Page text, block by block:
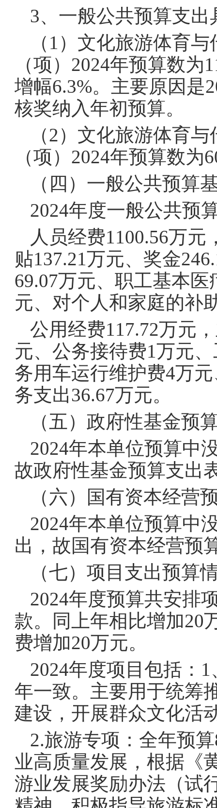
3、一般公共预算支
（1）文化旅游体育
（项）2024年预算数
增幅6.3%。主要原因是
核奖纳入年初预算。
（2）文化旅游体育
（项）2024年预算数
（四）一般公共预算
2024年度一般公共预
人员经费1100.56万
贴137.21万元、奖金
69.07万元、职工基本
元、对个人和家庭的补
公用经费117.72万元
元、公务接待费1万元
务用车运行维护费4万
务支出36.67万元。
（五）政府性基金预
2024年本单位预算中
故政府性基金预算支出
（六）国有资本经营
2024年本单位预算中
出，故国有资本经营预
（七）项目支出预算
2024年度预算共安排
款。同上年相比增加20
费增加20万元。
2024年度项目包括：
年一致。主要用于统筹
建设，开展群众文化活
2.旅游专项：全年预
业高质量发展，根据《
游业发展奖励办法（试